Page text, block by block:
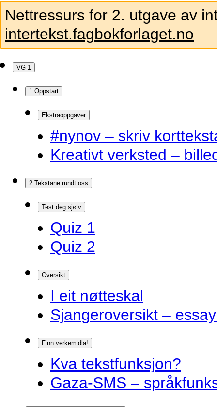
Nettressurs for 2. utgave av
intertekst.fagbokforlaget.no
VG 1
1 Oppstart
Ekstraoppgaver
#nynov – skriv
Kreativt verksted –
2 Tekstane rundt oss
Test deg sjølv
Quiz 1
Quiz 2
Oversikt
I eit nøtteskal
Sjangeroversikt –
Finn verkemidla!
Kva tekstfunksjon?
Gaza-SMS –